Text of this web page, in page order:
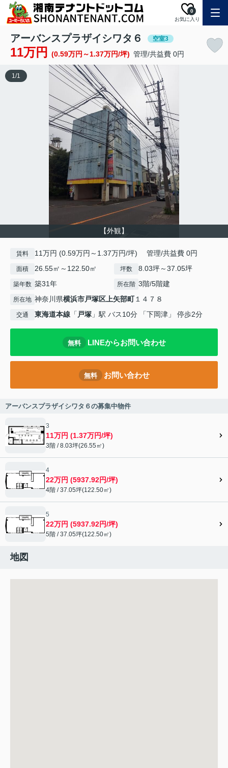
お気に入り
0
アーバンスプラザイシワタ６ 空室3
11万円 (0.59万円～1.37万円/坪) 管理/共益費 0円
【外観】
1/1
賃料 11万円 (0.59万円～1.37万円/坪) 管理/共益費 0円
面積 26.55㎡～122.50㎡ 坪数 8.03坪～37.05坪
築年数 築31年 所在階 3階/5階建
所在地 神奈川県横浜市戸塚区上矢部町１４７８
交通 東海道本線 「 戸塚 」駅 バス10分 「下岡津」 停歩2分
無料 LINEからお問い合わせ
無料 お問い合わせ
アーバンスプラザイシワタ６の募集中物件
3
11万円 (1.37万円/坪)
3階 / 8.03坪(26.55㎡)
4
22万円 (5937.92円/坪)
4階 / 37.05坪(122.50㎡)
5
22万円 (5937.92円/坪)
5階 / 37.05坪(122.50㎡)
地図